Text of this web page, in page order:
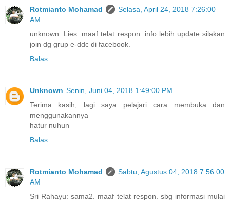
Rotmianto Mohamad
Selasa, April 24, 2018 7:26:00
AM
unknown: Lies: maaf telat respon. info lebih update silakan
join dg grup e-ddc di facebook.
Balas
Unknown Senin, Juni 04, 2018 1:49:00 PM
Terima kasih, lagi saya pelajari cara membuka dan
menggunakannya
hatur nuhun
Balas
Rotmianto Mohamad
Sabtu, Agustus 04, 2018 7:56:00
AM
Sri Rahayu: sama2. maaf telat respon. sbg informasi mulai